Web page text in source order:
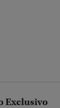
Exclusivo